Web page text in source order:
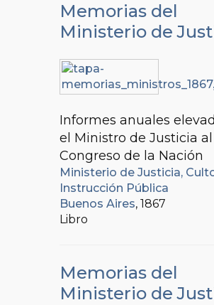
Memorias del
Ministerio de
Informes anuales
el Ministro de Justicia al
Congreso de la Nación
Ministerio de Justicia,
Instrucción Pública
Buenos Aires, 1867
Libro
Memorias del
Ministerio de